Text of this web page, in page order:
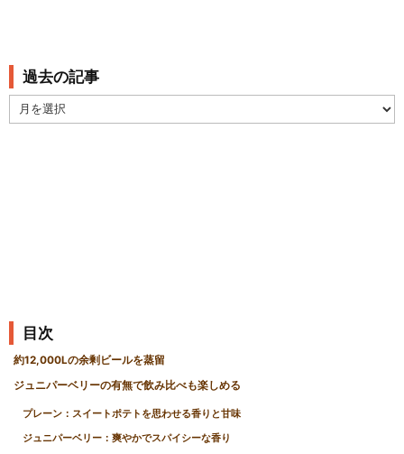
過去の記事
去
目次
約12,000Lの余剰ビールを蒸留
ジュニパーベリーの有無で飲み比べも楽しめる
プレーン：スイートポテトを思わせる香りと甘味
ジュニパーベリー：爽やかでスパイシーな香り